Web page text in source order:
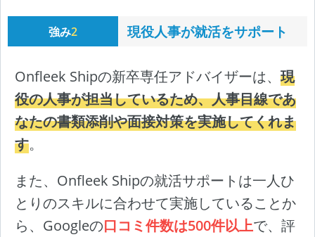
強み2 現役人事が就活をサポート
Onfleek Shipの新卒専任アドバイザーは、 現
役の人事が担当しているため、人事目線であ
なたの書類添削や面接対策を実施してくれま
す。
また、Onfleek Shipの就活サポートは一人ひ
とりのスキルに合わせて実施していることか
ら、Googleの口コミ件数は500件以上で、評